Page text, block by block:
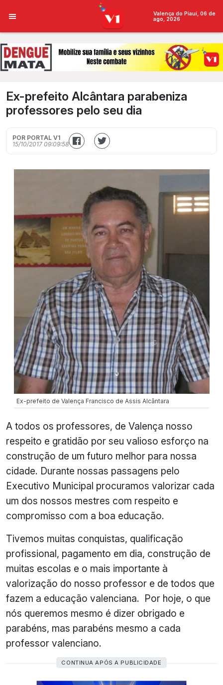
Valença do Piauí, 06 de
ago, 2026
Ex-prefeito Alcântara parabeniza
professores pelo seu dia
POR PORTAL V1
15/10/2017 09:09:58
Ex-prefeito de Valença Francisco de Assis Alcântara
A todos os professores, de Valença nosso
respeito e gratidão por seu valioso esforço na
construção de um futuro melhor para nossa
cidade. Durante nossas passagens pelo
Executivo Municipal procuramos valorizar cada
um dos nossos mestres com respeito e
compromisso com a boa educação.
Tivemos muitas conquistas, qualificação
profissional, pagamento em dia, construção de
muitas escolas e o mais importante à
valorização do nosso professor e de todos que
fazem a educação valenciana. Por hoje, o que
nós queremos mesmo é dizer obrigado e
parabéns, mas parabéns mesmo a cada
professor valenciano.
CONTINUA APÓS A PUBLICIDADE